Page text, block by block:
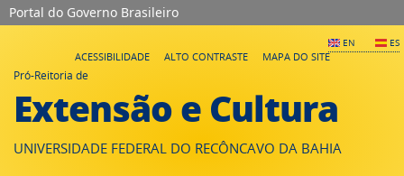
Portal do Governo Brasileiro
EN ES
ACESSIBILIDADE ALTO CONTRASTE
MAPA DO SITE
Pró-Reitoria de
Extensão e Cultura
UNIVERSIDADE FEDERAL DO RECÔNCAVO DA BAHIA